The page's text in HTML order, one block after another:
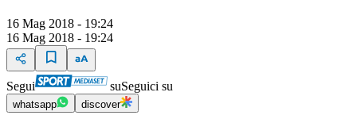
16 Mag 2018 - 19:24
16 Mag 2018 - 19:24
Segui suSeguici su
whatsapp discover